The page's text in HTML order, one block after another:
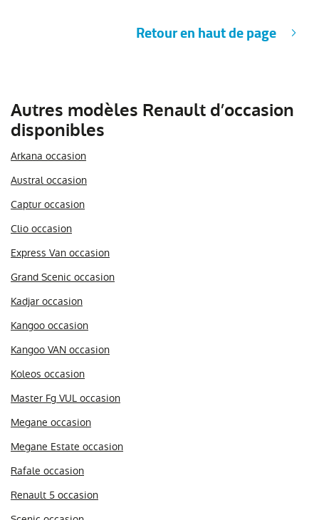
Retour en haut de page
Autres modèles Renault d’occasion
disponibles
Arkana occasion
Austral occasion
Captur occasion
Clio occasion
Express Van occasion
Grand Scenic occasion
Kadjar occasion
Kangoo occasion
Kangoo VAN occasion
Koleos occasion
Master Fg VUL occasion
Megane occasion
Megane Estate occasion
Rafale occasion
Renault 5 occasion